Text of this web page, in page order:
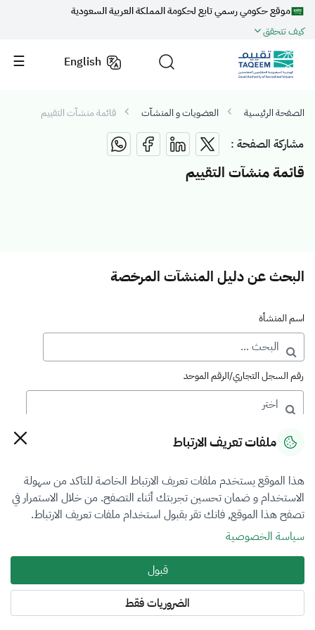
موقع حكومي رسمي تابع لحكومة المملكة العربية السعودية
كيف تتحقق
English
الصفحة الرئيسية العضويات و المنشآت قائمة منشآت التقييم
مشاركة الصفحة :
قائمة منشآت التقييم
البحث عن دليل المنشآت المرخصة
اسم المنشأة
رقم السجل التجاري/الرقم الموحد
رقم الترخيص
التصنيف
VFR2
فرع التقييم
المعادن الثمينة والاحجار الكريمة
ملفات تعريف الارتباط
هذا الموقع يستخدم ملفات تعريف الارتباط الخاصة للتاكد من سهولة
الاستخدام و ضمان تحسين تجربتك أثناء التصفح. من خلال الاستمرار في
تصفح هذا الموقع, فانك تقر بقبول استخدام ملفات تعريف الارتباط.
سياسة الخصوصية
قبول
الضروريات فقط